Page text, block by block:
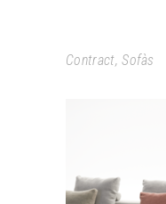
Contract,Sofàs